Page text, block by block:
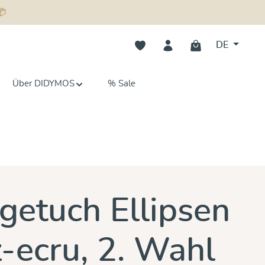
Du hast 0 Produkte auf dem
DE
Über DIDYMOS % Sale
von 5 Sternen
Ellipsen
ecru, 2. Wahl